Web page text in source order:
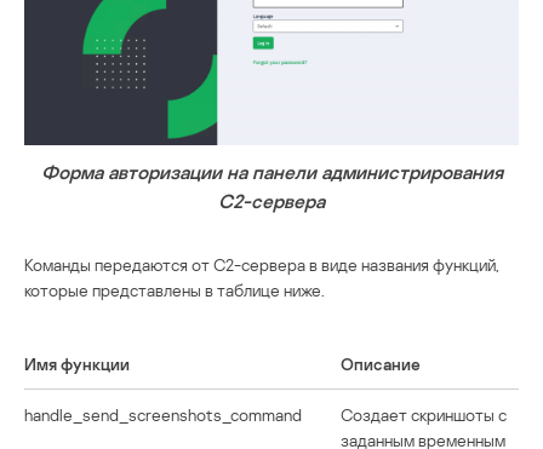
Форма авторизации на панели администрирования
C2-сервера
Команды передаются от C2-сервера в виде названия функций,
которые представлены в таблице ниже.
Имя функции Описание
handle_send_screenshots_command
Создает скриншоты с
заданным временным